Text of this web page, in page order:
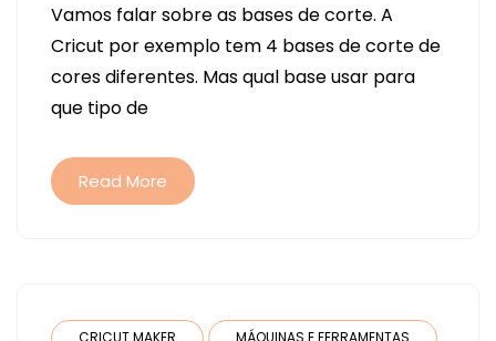
DE
CORTE
–
Vamos falar sobre as bases de corte. A
Cricut por exemplo tem 4 bases de corte de
cores diferentes. Mas qual base usar para
que tipo de
Read More
CRICUT MAKER MÁQUINAS E FERRAMENTAS